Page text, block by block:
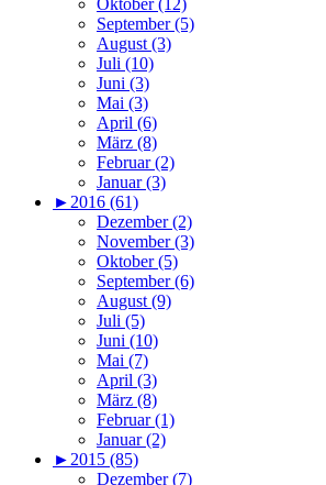
September (5)
August (3)
Juli (10)
Juni (3)
Mai (3)
April (6)
März (8)
Februar (2)
Januar (3)
► 2016 (61)
Dezember (2)
November (3)
Oktober (5)
September (6)
August (9)
Juli (5)
Juni (10)
Mai (7)
April (3)
März (8)
Februar (1)
Januar (2)
► 2015 (85)
Dezember (7)